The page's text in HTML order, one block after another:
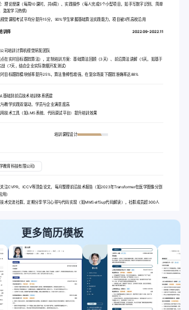
理论授课（每周10课时，共8周）、实践操作（每人完成5个小型项目，如手写数字识别、简单
激发学习热情）
觉课程考试平均分提升15分，90%学生掌握基础算法实践能力，项目被3所高校沿用
训师
2022.09-2022.11
司培训计算机视觉研发团队
在实时目标跟踪算法），定制培训方案：基础算法回顾（3天）、前沿算法讲解（5天，如基于
（7天，结合企业实际数据开发测试）
目标跟踪模块帧率提升25%，算法鲁棒性增强，在复杂场景下跟踪准确率达88%
基础到前沿技术培训体系搭建
教学实践双驱动，学员与企业满意度高
技术工具（如LMS系统、代码调试平台）提升培训效果
培训课程设计
教育科技有限公司）
注CVPR、ICCV等顶会论文，每月整理前沿技术报告（如2023年Transformer在医学图像分割
用）
术交流社群，定期分享学习心得与代码实现（如MMSelfSup代码解读），社群成员超300人
更多简历模板